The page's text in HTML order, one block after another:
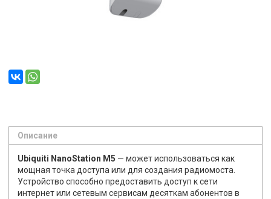
Описание
Ubiquiti NanoStation M5 — может использоваться как
мощная точка доступа или для создания радиомоста.
Устройство способно предоставить доступ к сети
интернет или сетевым сервисам десяткам абонентов в